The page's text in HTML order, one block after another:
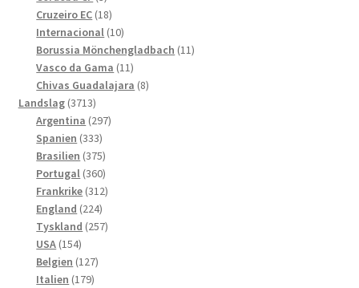
produkter
Cruzeiro EC 1818
produkter
Internacional 1010
produkter
Borussia Mönchengladbach 1111
Vasco da Gama 1111
produkter
Chivas Guadalajara 88
Landslag 37133713
produkter
Argentina 297297
Spanien 333333
produkter
Brasilien 375375
produkter
Portugal 360360
produkter
Frankrike 312312
England 224224
produkter
Tyskland 257257
USA 154154
produkter
Belgien 127127
Italien 179179